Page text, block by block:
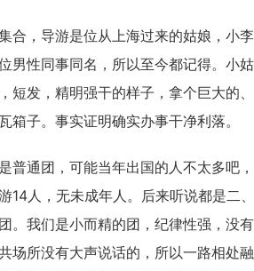
，导游是位从上海过来的姑娘，小
男性同事同名，所以至今都记得。小
短发，精明强干的样子，拿个巨大的
箱子。事实证明确实办事干净利落。
通团，可能当年出国的人不太多吧
14人，无未成年人。后来听说都是二
。我们是小而精的团，纪律性强，没
场所没有大声说话的，所以一路相处融